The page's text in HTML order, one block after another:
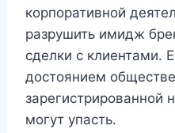
корпоративной
разрушить имидж
сделки с клиентами.
достоянием
зарегистрированной
могут упасть.